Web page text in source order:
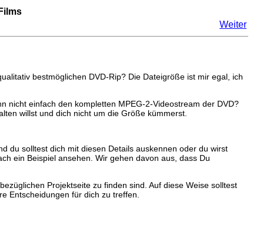
Weiter
bestmöglichen DVD-Rip? Die Dateigröße ist mir egal, ich
nicht einfach den kompletten MPEG-2-Videostream der DVD?
willst und dich nicht um die Größe kümmerst.
du solltest dich mit diesen Details auskennen oder du wirst
ein Beispiel ansehen. Wir gehen davon aus, dass Du
Projektseite zu finden sind. Auf diese Weise solltest
Entscheidungen für dich zu treffen.